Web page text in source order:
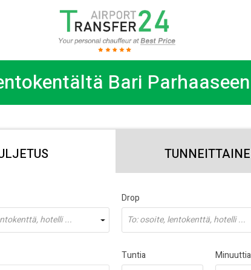
Bari
hotelli ...
Drop
To: osoite, lentokenttä, hotelli ...
Tuntia
Minuuttia